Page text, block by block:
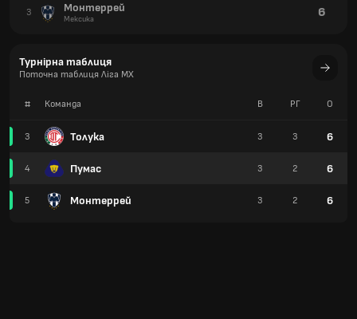
3 Монтеррей
Мексика 6
Турнірна таблиця
Поточна таблиця Ліга MX
# Команда
3 Толука
4 Пумас
5 Монтеррей
В РГ О
3 3 6
3 2 6
3 2 6